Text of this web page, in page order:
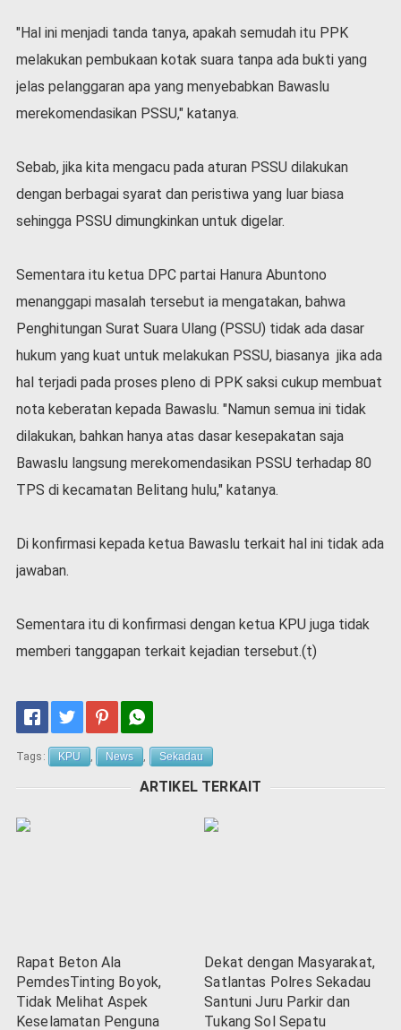
"Hal ini menjadi tanda tanya, apakah semudah itu PPK
melakukan pembukaan kotak suara tanpa ada bukti yang
jelas pelanggaran apa yang menyebabkan Bawaslu
merekomendasikan PSSU," katanya.
Sebab, jika kita mengacu pada aturan PSSU dilakukan
dengan berbagai syarat dan peristiwa yang luar biasa
sehingga PSSU dimungkinkan untuk digelar.
Sementara itu ketua DPC partai Hanura Abuntono
menanggapi masalah tersebut ia mengatakan, bahwa
Penghitungan Surat Suara Ulang (PSSU) tidak ada dasar
hukum yang kuat untuk melakukan PSSU, biasanya jika ada
hal terjadi pada proses pleno di PPK saksi cukup membuat
nota keberatan kepada Bawaslu. "Namun semua ini tidak
dilakukan, bahkan hanya atas dasar kesepakatan saja
Bawaslu langsung merekomendasikan PSSU terhadap 80
TPS di kecamatan Belitang hulu," katanya.
Di konfirmasi kepada ketua Bawaslu terkait hal ini tidak ada
jawaban.
Sementara itu di konfirmasi dengan ketua KPU juga tidak
memberi tanggapan terkait kejadian tersebut.(t)
Tags: KPU News Sekadau
ARTIKEL TERKAIT
Rapat Beton Ala
PemdesTinting Boyok,
Tidak Melihat Aspek
Keselamatan Penguna
Dekat dengan Masyarakat,
Satlantas Polres Sekadau
Santuni Juru Parkir dan
Tukang Sol Sepatu